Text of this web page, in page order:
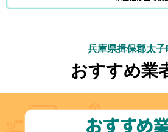
兵庫県揖保郡太子
おすすめ業